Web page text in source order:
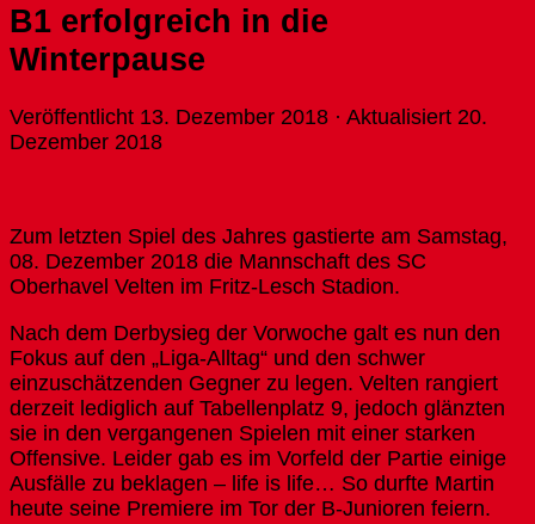
B1 erfolgreich in die
Winterpause
Veröffentlicht 13. Dezember 2018 · Aktualisiert 20.
Dezember 2018
Zum letzten Spiel des Jahres gastierte am Samstag,
08. Dezember 2018 die Mannschaft des SC
Oberhavel Velten im Fritz-Lesch Stadion.
Nach dem Derbysieg der Vorwoche galt es nun den
Fokus auf den „Liga-Alltag“ und den schwer
einzuschätzenden Gegner zu legen. Velten rangiert
derzeit lediglich auf Tabellenplatz 9, jedoch glänzten
sie in den vergangenen Spielen mit einer starken
Offensive. Leider gab es im Vorfeld der Partie einige
Ausfälle zu beklagen – life is life… So durfte Martin
heute seine Premiere im Tor der B-Junioren feiern.